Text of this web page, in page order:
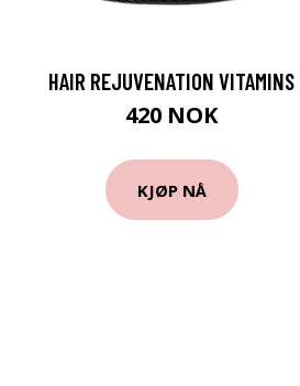
HAIR REJUVENATION VITAMINS
420 NOK
KJØP NÅ